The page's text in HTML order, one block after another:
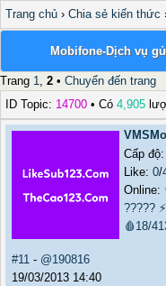
Trang chủ › Chia sẻ kiến thức
Mobifone-Dịch vụ
Trang 1, 2 • Chuyển đến trang
ID Topic: 14700 • Có 4,905
Cấp độ:
Like: 0/
Online:
?????
🩸18/
#11 - @190816
19/03/2013 14:40